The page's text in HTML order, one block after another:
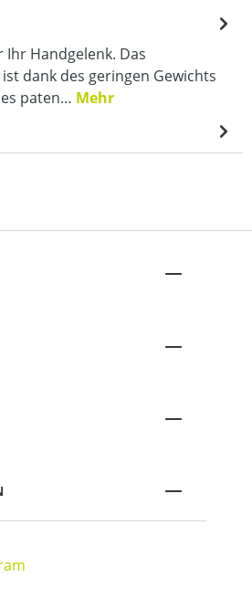
Handgelenk. Das
dank des geringen Gewichts
paten… Mehr